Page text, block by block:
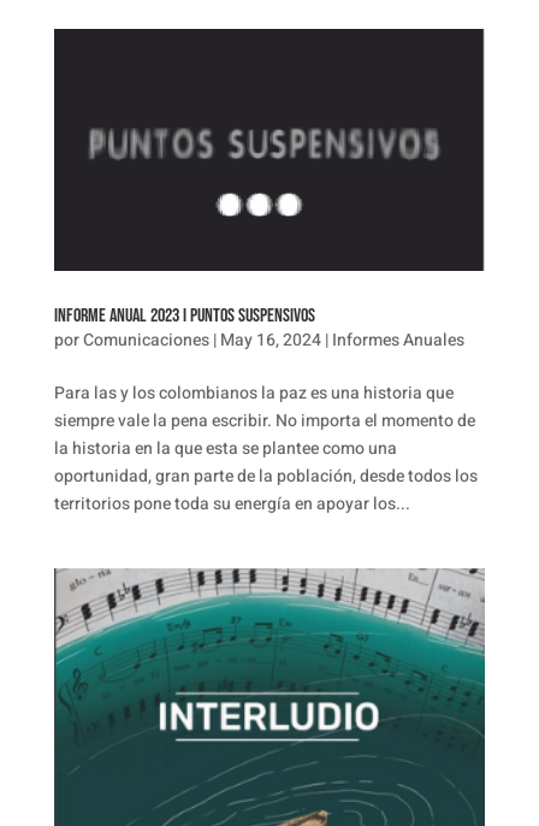
Informe anual 2023 I Puntos suspensivos
porComunicaciones|May 16, 2024|Informes Anuales
Para las y los colombianos la paz es una historia que
siempre vale la pena escribir. No importa el momento de
la historia en la que esta se plantee como una
oportunidad, gran parte de la población, desde todos los
territorios pone toda su energía en apoyar los...